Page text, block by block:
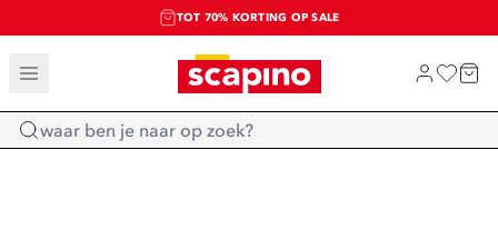
TOT 70% KORTING OP SALE
SALE: LAATSTE KANS!
SHOP NIEUW
Home